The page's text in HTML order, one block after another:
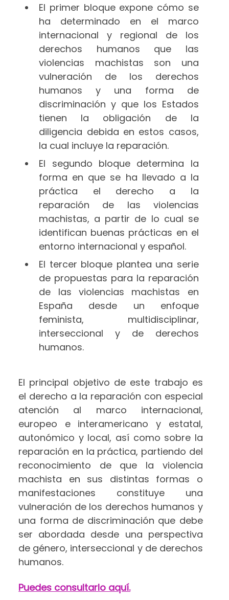
El primer bloque expone cómo se
ha determinado en el marco
internacional y regional de los
derechos humanos que las
violencias machistas son una
vulneración de los derechos
humanos y una forma de
discriminación y que los Estados
tienen la obligación de la
diligencia debida en estos casos,
la cual incluye la reparación.
El segundo bloque determina la
forma en que se ha llevado a la
práctica el derecho a la
reparación de las violencias
machistas, a partir de lo cual se
identifican buenas prácticas en el
entorno internacional y español.
El tercer bloque plantea una serie
de propuestas para la reparación
de las violencias machistas en
España desde un enfoque
feminista, multidisciplinar,
interseccional y de derechos
humanos.
El principal objetivo de este trabajo es
el derecho a la reparación con especial
atención al marco internacional,
europeo e interamericano y estatal,
autonómico y local, así como sobre la
reparación en la práctica, partiendo del
reconocimiento de que la violencia
machista en sus distintas formas o
manifestaciones constituye una
vulneración de los derechos humanos y
una forma de discriminación que debe
ser abordada desde una perspectiva
de género, interseccional y de derechos
humanos.
Puedes consultarlo aquí.